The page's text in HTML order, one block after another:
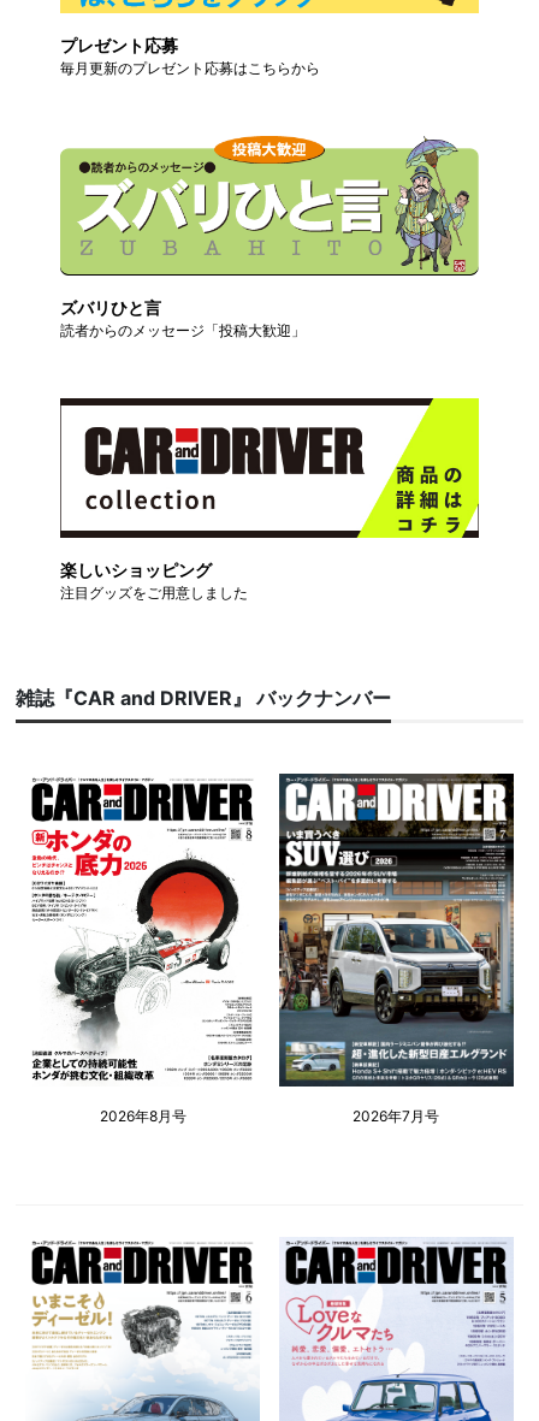
プレゼント応募
毎月更新のプレゼント応募はこちらから
ズバリひと言
読者からのメッセージ「投稿大歓迎」
楽しいショッピング
注目グッズをご用意しました
雑誌『CAR and DRIVER』 バックナンバー
2026年8月号 2026年7月号